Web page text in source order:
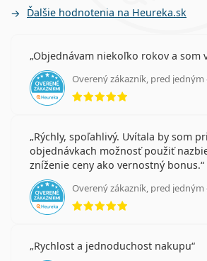
Ďalšie hodnotenia na Heureka.sk
Objednávam niekoľko rokov a som
Overený zákazník, pred
hodnotenie 5 z 5
Rýchly, spoľahlivý. Uvítala by som
objednávkach možnosť použiť
zníženie ceny ako vernostný bonus.
Overený zákazník, pred
hodnotenie 5 z 5
Rychlost a jednoduchost nakupu